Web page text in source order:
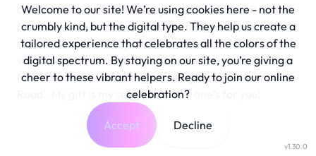
concert. De inspiratie voor zijn creativiteit heeft Jamai
te danken aan deze excentrieke en eigenzinnige
rockster. We vieren zijn muziek en liefde voor de songs
van Elton. Van ‘I’m Still Standing’, ‘Cold Heart’, ‘Rocket
Man’ tot aan de ‘Lion King’ en terug via de ‘Yellow Brick
Road’. My gift is my song … and this one’s for you!
v1.30.0
Welcome to our site! We’re using cookies here - not the
crumbly kind, but the digital type. They help us create a
tailored experience that celebrates all the colors of the
digital spectrum. By staying on our site, you’re giving a
cheer to these vibrant helpers. Ready to join our online
celebration?
Accept Decline